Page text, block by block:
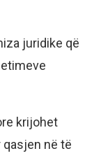
juridike që
krijohet
qasjen në të